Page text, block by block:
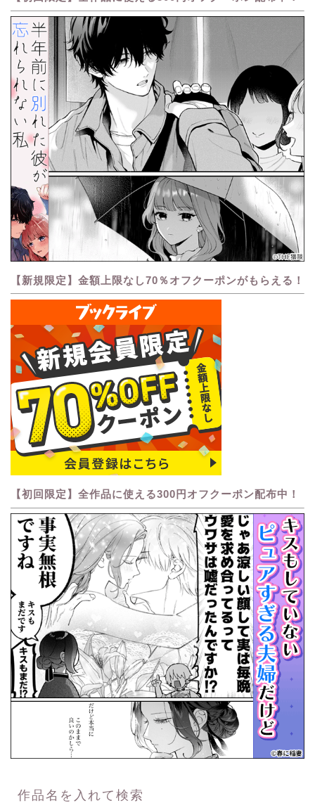
【新規限定】金額上限なし70％オフクーポンがもらえる！
【初回限定】全作品に使える300円オフクーポン配布中！
作品名を入れて検索